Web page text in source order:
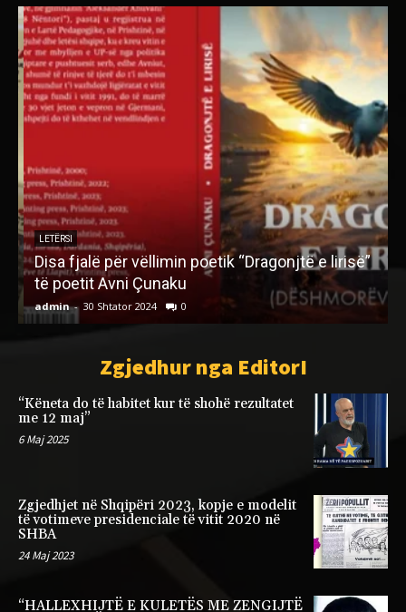
LETËRSI
Disa fjalë për vëllimin poetik “Dragonjtë e lirisë”
të poetit Avni Çunaku
admin - 30 Shtator 2024 0
Zgjedhur nga EditorI
“Këneta do të habitet kur të shohë rezultatet
me 12 maj”
6 Maj 2025
Zgjedhjet në Shqipëri 2023, kopje e modelit
të votimeve presidenciale të vitit 2020 në
SHBA
24 Maj 2023
“HALLEXHIJTË E KULETËS ME ZENGIJTË